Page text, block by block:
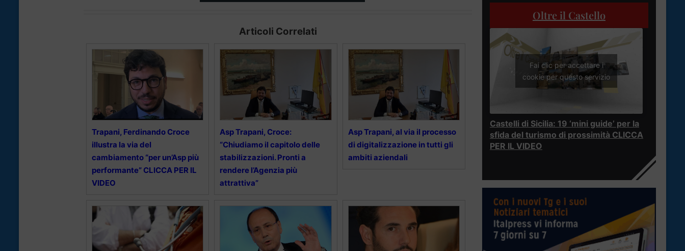
Articoli Correlati
Trapani, Ferdinando Croce
illustra la via del
cambiamento “per un’Asp più
performante” CLICCA PER IL
VIDEO
Asp Trapani, Croce:
“Chiudiamo il capitolo delle
stabilizzazioni. Pronti a
rendere l’Agenzia più
attrattiva”
Asp Trapani, al via il processo
di digitalizzazione in tutti gli
ambiti aziendali
Oltre il Castello
Fai clic per accettare i
cookie per questo servizio
Castelli di Sicilia: 19 ‘mini guide’ per la
sfida del turismo di prossimità CLICCA
PER IL VIDEO